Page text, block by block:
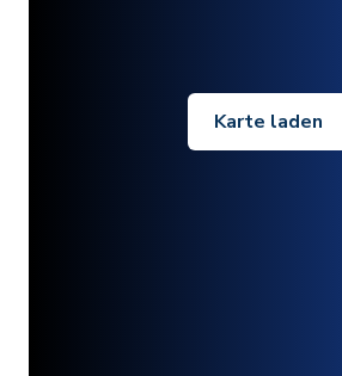
Karte laden